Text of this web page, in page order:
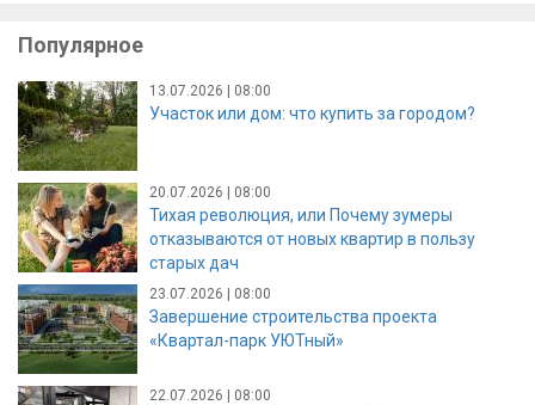
Популярное
13.07.2026 | 08:00
Участок или дом: что купить за городом?
20.07.2026 | 08:00
Тихая революция, или Почему зумеры
отказываются от новых квартир в пользу
старых дач
23.07.2026 | 08:00
Завершение строительства проекта
«Квартал-парк УЮТный»
22.07.2026 | 08:00